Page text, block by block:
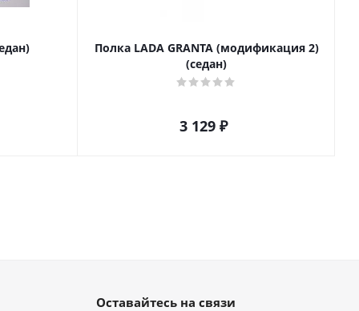
Полка LADA GRANTA (модификация 2)
(седан)
3 129 ₽
Оставайтесь на связи